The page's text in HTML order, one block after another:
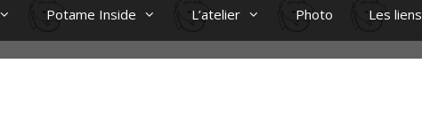
Potame Inside L’atelier Photo Les liens